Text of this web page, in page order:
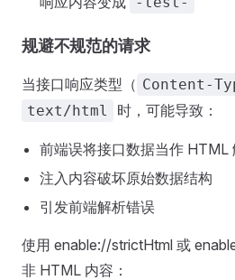
规避不规范的请求
当接口响应类型（ Content-
text/html 时，可能导致：
前端误将接口数据当作 HTML
注入内容破坏原始数据结构
引发前端解析错误
使用 enable://strictHtml 或
非 HTML 内容：